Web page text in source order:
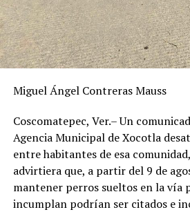
Miguel Ángel Contreras Mauss
Coscomatepec, Ver.– Un
Agencia Municipal de Xocotla
entre habitantes de esa
advirtiera que, a partir del 9 de
mantener perros sueltos en la vía
incumplan podrían ser citados e